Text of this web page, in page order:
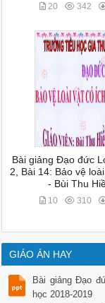
20 342
Bài giảng Đạo đức
2, Bài 14: Bảo vệ
- Bùi Thu
10 310
GIÁO ÁN HAY
Bài giảng Đạo
học 2018-2019